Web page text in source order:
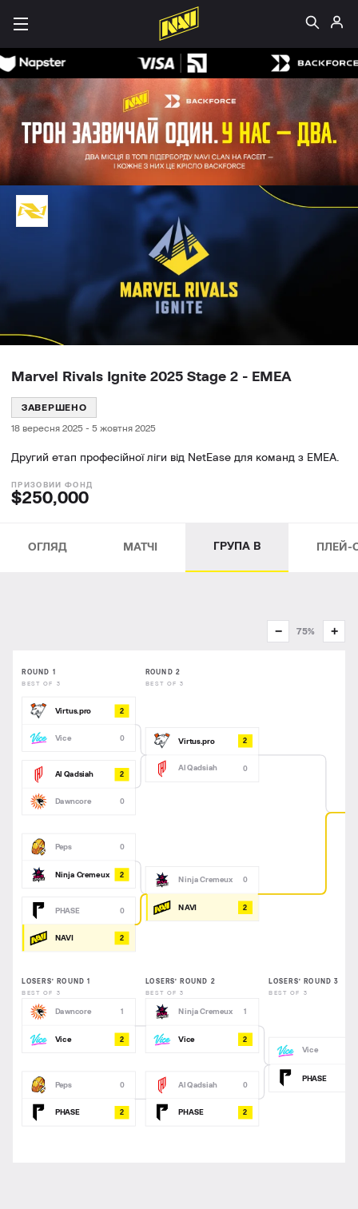
Marvel Rivals Ignite 2025 Stage 2 - EMEA
ЗАВЕРШЕНО
18 вересня 2025 - 5 жовтня 2025
Другий етап професійної ліги від NetEase для команд з EMEA.
$250,000
ОГЛЯД МАТЧІ ГРУПА B ПЛЕЙ-
− 75% +
ROUND 1
BEST OF 3
Virtus.pro 2
Vice 0
Al Qadsiah 2
Dawncore 0
Peps 0
Ninja Cremeux 2
PHASE 0
NAVI 2
LOSERS’ ROUND 1
BEST OF 3
Dawncore 1
Vice 2
Peps 0
PHASE 2
ROUND 2
BEST OF 3
Virtus.pro 2
Al Qadsiah 0
Ninja Cremeux 0
NAVI 2
LOSERS’ ROUND 2
BEST OF 3
Ninja Cremeux 1
Vice 2
Al Qadsiah 0
PHASE 2
LOSERS’ ROUND 3
BEST OF 3
Vice
PHASE